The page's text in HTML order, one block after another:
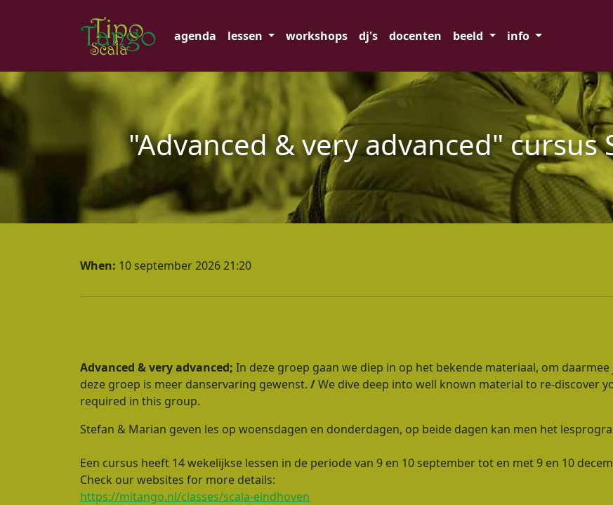
agenda
lessen workshops dj's docenten beeld info
"Advanced & very advanced" cursus
When: 10 september 2026 21:20
Advanced & very advanced; In deze groep gaan we diep in op het bekende materiaal, om
deze groep is meer danservaring gewenst. /We dive deep into well known material to re-discover
required in this group.
Stefan & Marian geven les op woensdagen en donderdagen, op beide dagen kan men het
Een cursus heeft 14 wekelijkse lessen in de periode van 9 en 10 september tot en met 9 en 10
Check our websites for more details:
https://mitango.nl/classes/scala-eindhoven